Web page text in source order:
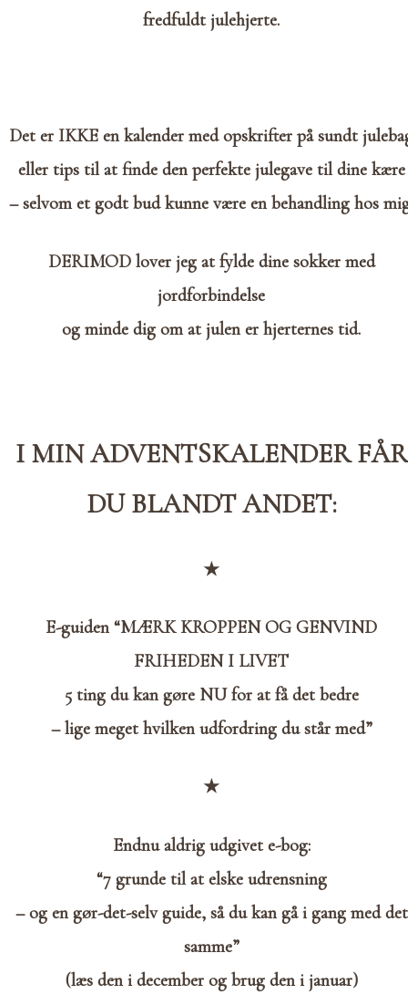
fredfuldt julehjerte.
Det er IKKE en kalender med opskrifter på sundt
eller tips til at finde den perfekte julegave til dine kære
– selvom et godt bud kunne være en behandling hos
DERIMOD lover jeg at fylde dine sokker med
jordforbindelse
og minde dig om at julen er hjerternes tid.
I MIN ADVENTSKALENDER FÅR
DU BLANDT ANDET:
★
E-guiden “MÆRK KROPPENOG GENVIND
FRIHEDEN I LIVET
5 ting du kan gøre NU for at få det bedre
– lige meget hvilken udfordring du står med”
★
Endnu aldrig udgivet e-bog:
“7 grunde til at elske udrensning
– og en gør-det-selv guide, så du kan gå i gang med det
samme”
(læs den i december og brug den i januar)